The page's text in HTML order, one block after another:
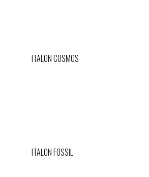
ITALON COSMOS
ITALON FOSSIL